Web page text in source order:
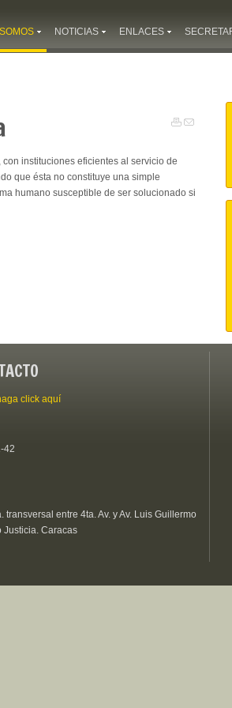
NOTICIAS ENLACES
instituciones eficientes al servicio de
que ésta no constituye una simple
humano susceptible de ser solucionado si
click aquí
42
transversal entre 4ta. Av. y Av. Luis Guillermo
Justicia. Caracas